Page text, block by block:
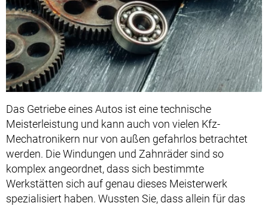
Das Getriebe eines Autos ist eine technische
Meisterleistung und kann auch von vielen Kfz-
Mechatronikern nur von außen gefahrlos betrachtet
werden. Die Windungen und Zahnräder sind so
komplex angeordnet, dass sich bestimmte
Werkstätten sich auf genau dieses Meisterwerk
spezialisiert haben. Wussten Sie, dass allein für das